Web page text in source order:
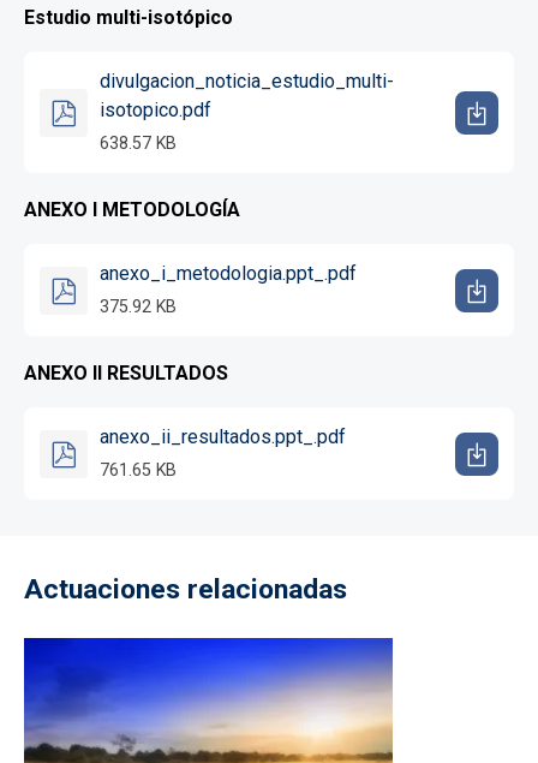
Estudio multi-isotópico
divulgacion_noticia_estudio_multi-
isotopico.pdf
638.57 KB
ANEXO I METODOLOGÍA
anexo_i_metodologia.ppt_.pdf
375.92 KB
ANEXO II RESULTADOS
anexo_ii_resultados.ppt_.pdf
761.65 KB
Actuaciones relacionadas